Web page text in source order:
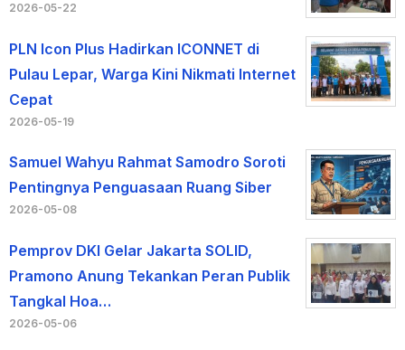
2026-05-22
PLN Icon Plus Hadirkan ICONNET di
Pulau Lepar, Warga Kini Nikmati Internet
Cepat
2026-05-19
Samuel Wahyu Rahmat Samodro Soroti
Pentingnya Penguasaan Ruang Siber
2026-05-08
Pemprov DKI Gelar Jakarta SOLID,
Pramono Anung Tekankan Peran Publik
Tangkal Hoa…
2026-05-06